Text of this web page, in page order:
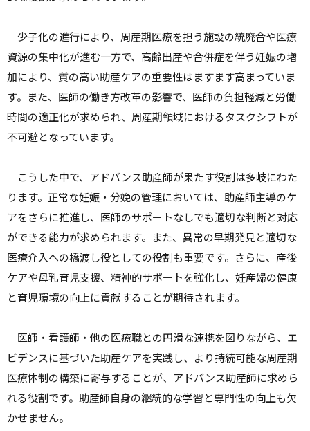
少子化の進行により、周産期医療を担う施設の統廃合や医療
資源の集中化が進む一方で、高齢出産や合併症を伴う妊娠の増
加により、質の高い助産ケアの重要性はますます高まっていま
す。また、医師の働き方改革の影響で、医師の負担軽減と労働
時間の適正化が求められ、周産期領域におけるタスクシフトが
不可避となっています。
こうした中で、アドバンス助産師が果たす役割は多岐にわた
ります。正常な妊娠・分娩の管理においては、助産師主導のケ
アをさらに推進し、医師のサポートなしでも適切な判断と対応
ができる能力が求められます。また、異常の早期発見と適切な
医療介入への橋渡し役としての役割も重要です。さらに、産後
ケアや母乳育児支援、精神的サポートを強化し、妊産婦の健康
と育児環境の向上に貢献することが期待されます。
医師・看護師・他の医療職との円滑な連携を図りながら、エ
ビデンスに基づいた助産ケアを実践し、より持続可能な周産期
医療体制の構築に寄与することが、アドバンス助産師に求めら
れる役割です。助産師自身の継続的な学習と専門性の向上も欠
かせません。